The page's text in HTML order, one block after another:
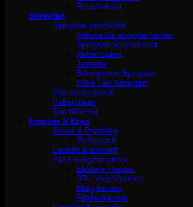
Reservdelar
Spraytan
Spraytan produkter
Vätska för spraytan/airtan
Spraytan kompressor
Airtan paket
Jantana
BGorgeous Spraytan
Mine Tan Spraytan
För hemmabruk
Paketpriser
Tan tillbehör
Fransar & Bryn
Frans & Brynfärg
Reflectocil
Lashlift & Browlift
Alla Lösögonfransar
Enklare fransar
3D / Volymfransar
Blingfransar
Fjäderfransar